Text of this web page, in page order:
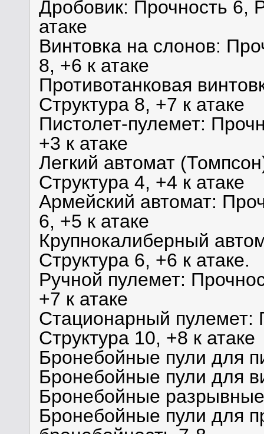
Дробовик: Прочность 6,
атаке
Винтовка на слонов:
8, +6 к атаке
Противотанковая
Структура 8, +7 к атаке
Пистолет-пулемет:
+3 к атаке
Легкий автомат
Структура 4, +4 к атаке
Армейский автомат:
6, +5 к атаке
Крупнокалиберный
Структура 6, +6 к атаке.
Ручной пулемет:
+7 к атаке
Стационарный пулемет:
Структура 10, +8 к атаке
Бронебойные пули для
Бронебойные пули для
Бронебойные
Бронебойные пули для